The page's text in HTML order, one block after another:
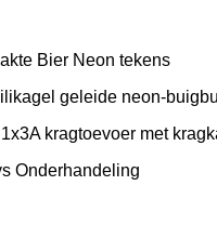
Bier Neon tekens
geleide neon-
kragtoevoer met
Onderhandeling